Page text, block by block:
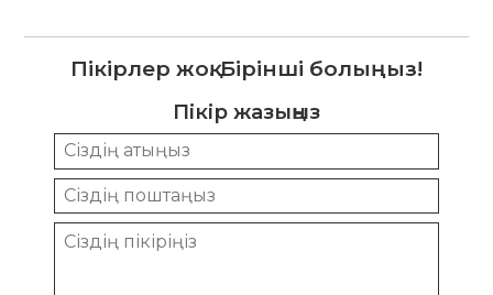
Пікірлер жоқ. Бірінші болыңыз!
Пікір жазыңыз